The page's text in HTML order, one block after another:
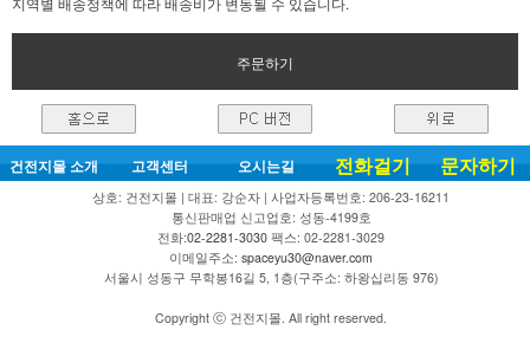
주문하기
건전지몰 소개 고객센터 오시는길 전화걸기 문자하기
상호: 건전지몰 | 대표: 강순자 | 사업자등록번호: 206-23-16211
통신판매업 신고업호: 성동-4199호
전화:02-2281-3030 팩스: 02-2281-3029
이메일주소: spaceyu30@naver.com
서울시 성동구 무학봉16길 5, 1층(구주소: 하왕십리동 976)
Copyright ⓒ 건전지몰. All right reserved.